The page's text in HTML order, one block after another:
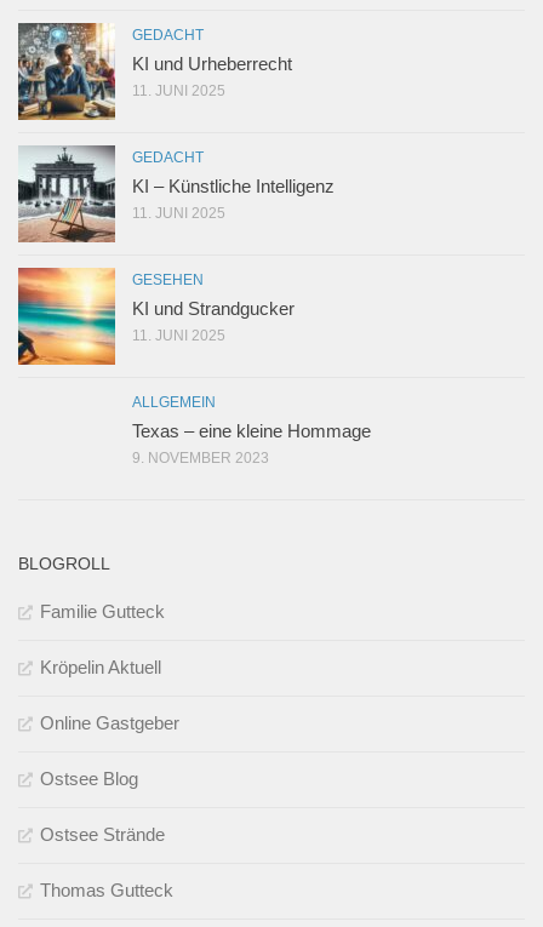
GEDACHT
KI und Urheberrecht
11. JUNI 2025
GEDACHT
KI – Künstliche Intelligenz
11. JUNI 2025
GESEHEN
KI und Strandgucker
11. JUNI 2025
ALLGEMEIN
Texas – eine kleine Hommage
9. NOVEMBER 2023
BLOGROLL
Familie Gutteck
Kröpelin Aktuell
Online Gastgeber
Ostsee Blog
Ostsee Strände
Thomas Gutteck